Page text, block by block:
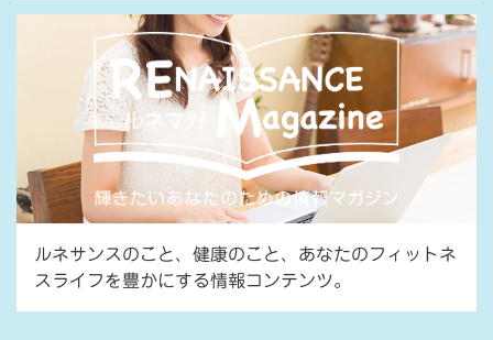
ルネサンスのこと、健康のこと、あなたのフィットネ
スライフを豊かにする情報コンテンツ。